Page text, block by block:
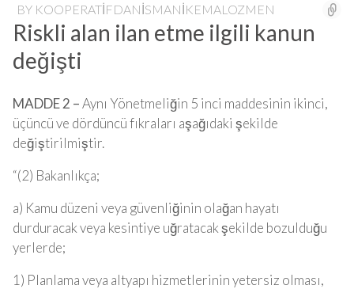
BY KOOPERATIFDANISMANIKEMALOZMEN
Riskli alan ilan etme ilgili kanun
değişti
MADDE 2 –Aynı Yönetmeliğin 5 inci maddesinin ikinci,
üçüncü ve dördüncü fıkraları aşağıdaki şekilde
değiştirilmiştir.
“(2) Bakanlıkça;
a) Kamu düzeni veya güvenliğinin olağan hayatı
durduracak veya kesintiye uğratacak şekilde bozulduğu
yerlerde;
1) Planlama veya altyapı hizmetlerinin yetersiz olması,